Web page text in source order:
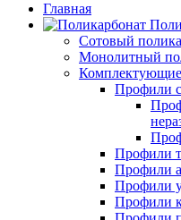
Главная
Сотовый
Монолитный
Комплектующие
Профили
Профили
Профили
Профили
Профили